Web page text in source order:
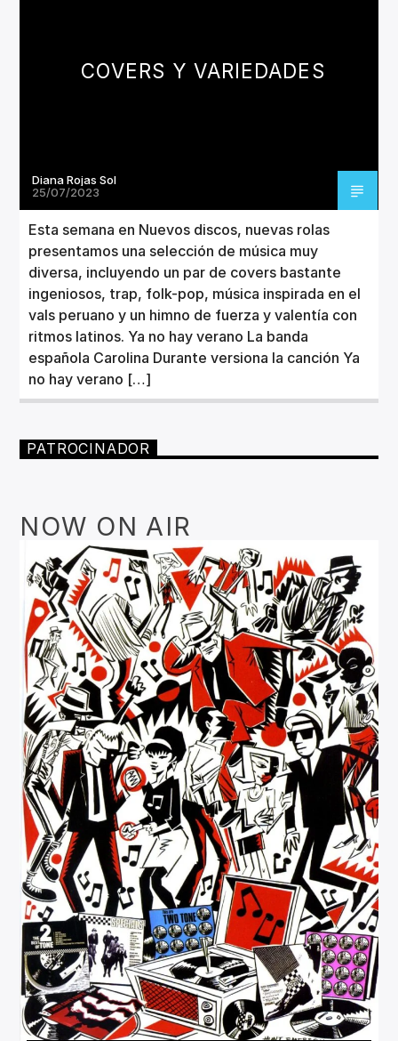
Invencible Radio
COVERS Y VARIEDADES
Diana Rojas Sol
25/07/2023
Esta semana en Nuevos discos, nuevas rolas
presentamos una selección de música muy
diversa, incluyendo un par de covers bastante
ingeniosos, trap, folk-pop, música inspirada en el
vals peruano y un himno de fuerza y valentía con
ritmos latinos. Ya no hay verano La banda
española Carolina Durante versiona la canción Ya
no hay verano […]
PATROCINADOR
NOW ON AIR